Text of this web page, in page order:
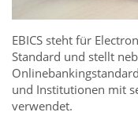
EBICS steht für
Standard und stellt
und Institutionen mit
verwendet.